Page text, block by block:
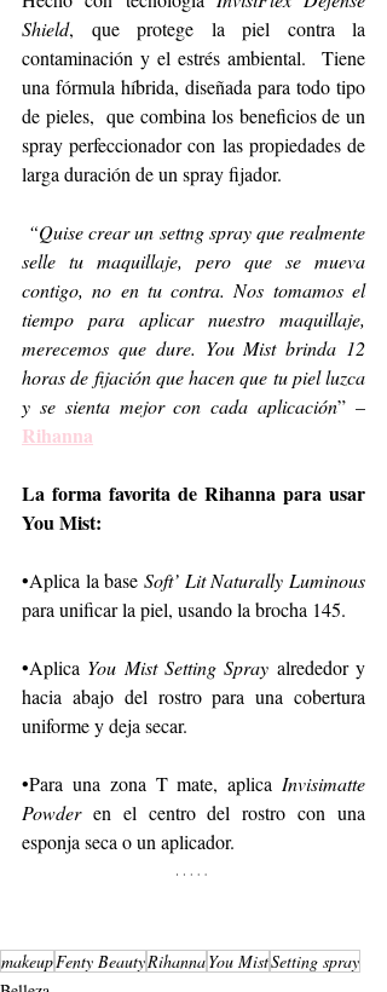
Shield, que protege la piel contra la
contaminación y el estrés ambiental.  Tiene
una fórmula híbrida, diseñada para todo tipo
de pieles,  que combina los beneficios de un
spray perfeccionador con las propiedades de
larga duración de un spray fijador.
“Quise crear un settng spray que realmente
selle tu maquillaje, pero que se mueva
contigo, no en tu contra. Nos tomamos el
tiempo para aplicar nuestro maquillaje,
merecemos que dure. You Mist brinda 12
horas de fijación que hacen que tu piel luzca
y se sienta mejor con cada aplicación
Rihanna
La forma favorita de Rihanna para usar
You Mist:
•Aplica la base
para unificar la piel, usando la brocha 145.
•Aplica You Mist Setting Spray alrededor y
hacia abajo del rostro para una cobertura
uniforme y deja secar.
•Para una zona T mate, aplica Invisimatte
Powder en el centro del rostro con una
esponja seca o un aplicador.
makeupFenty BeautyRihannaYou MistSetting spray